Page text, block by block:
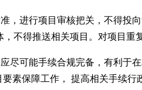
，进行项目审核把关，不得投
不得推送相关项目。对项目
尽可能手续合规完备，有利于
素保障工作， 提高相关手续